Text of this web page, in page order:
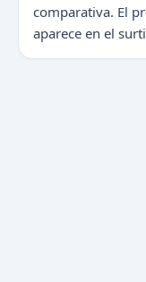
comparativa. El
aparece en el